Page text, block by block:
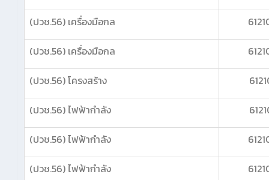
(ปวช.56) เครื่องมือกล
(ปวช.56) เครื่องมือกล
(ปวช.56) โครงสร้าง
(ปวช.56) ไฟฟ้ากำลัง
(ปวช.56) ไฟฟ้ากำลัง
(ปวช.56) ไฟฟ้ากำลัง